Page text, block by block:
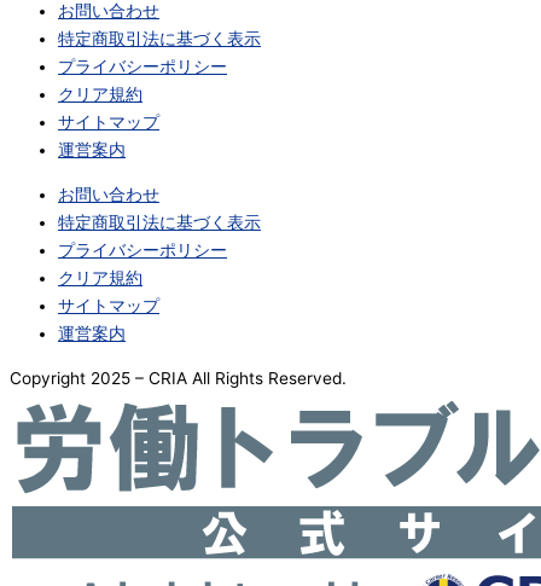
お問い合わせ
特定商取引法に基づく表示
プライバシーポリシー
クリア規約
サイトマップ
運営案内
お問い合わせ
特定商取引法に基づく表示
プライバシーポリシー
クリア規約
サイトマップ
運営案内
Copyright 2025 – CRIA All Rights Reserved.